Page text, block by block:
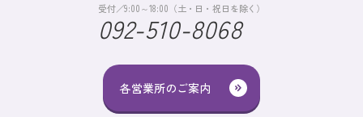
各営業所のご案内
受付／9:00～18:00（土・日・祝日を除く）
092-510-8068